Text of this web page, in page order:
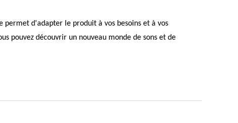
permet d'adapter le produit à vos besoins et à vos
pouvez découvrir un nouveau monde de sons et de